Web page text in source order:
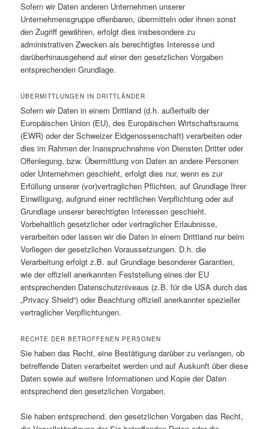
Sofern wir Daten anderen Unternehmen unserer
Unternehmensgruppe offenbaren, übermitteln oder ihnen sonst
den Zugriff gewähren, erfolgt dies insbesondere zu
administrativen Zwecken als berechtigtes Interesse und
darüberhinausgehend auf einer den gesetzlichen Vorgaben
entsprechenden Grundlage.
ÜBERMITTLUNGEN IN DRITTLÄNDER
Sofern wir Daten in einem Drittland (d.h. außerhalb der
Europäischen Union (EU), des Europäischen Wirtschaftsraums
(EWR) oder der Schweizer Eidgenossenschaft) verarbeiten oder
dies im Rahmen der Inanspruchnahme von Diensten Dritter oder
Offenlegung, bzw. Übermittlung von Daten an andere Personen
oder Unternehmen geschieht, erfolgt dies nur, wenn es zur
Erfüllung unserer (vor)vertraglichen Pflichten, auf Grundlage Ihrer
Einwilligung, aufgrund einer rechtlichen Verpflichtung oder auf
Grundlage unserer berechtigten Interessen geschieht.
Vorbehaltlich gesetzlicher oder vertraglicher Erlaubnisse,
verarbeiten oder lassen wir die Daten in einem Drittland nur beim
Vorliegen der gesetzlichen Voraussetzungen. D.h. die
Verarbeitung erfolgt z.B. auf Grundlage besonderer Garantien,
wie der offiziell anerkannten Feststellung eines der EU
entsprechenden Datenschutzniveaus (z.B. für die USA durch das
„Privacy Shield“) oder Beachtung offiziell anerkannter spezieller
vertraglicher Verpflichtungen.
RECHTE DER BETROFFENEN PERSONEN
Sie haben das Recht, eine Bestätigung darüber zu verlangen, ob
betreffende Daten verarbeitet werden und auf Auskunft über diese
Daten sowie auf weitere Informationen und Kopie der Daten
entsprechend den gesetzlichen Vorgaben.
Sie haben entsprechend. den gesetzlichen Vorgaben das Recht,